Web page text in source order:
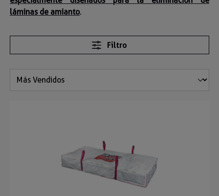
láminas de amianto.
Filtro